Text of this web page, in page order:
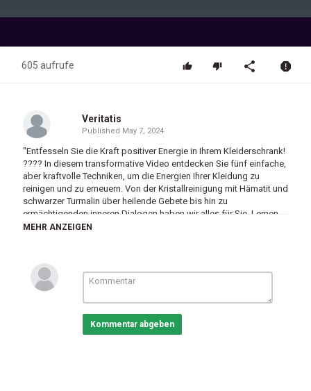
Video
605 aufrufe
Veritatis
Published May 7, 2024
"Entfesseln Sie die Kraft positiver Energie in Ihrem Kleiderschrank!
???? In diesem transformative Video entdecken Sie fünf einfache,
aber kraftvolle Techniken, um die Energien Ihrer Kleidung zu
reinigen und zu erneuern. Von der Kristallreinigung mit Hämatit und
schwarzer Turmalin über heilende Gebete bis hin zu
ermächtigenden inneren Dialogen haben wir alles für Sie. Lernen
Sie ein spirituelles Reinigungsritual mit Schritt-für-Schritt-Anleitung
verbessern. Heben Sie Ihre Garderobe auf ein neues Level und
ziehen Sie Wohlstand mühelos an! Verpassen Sie nicht diese
weisheitsreichen Tipps. Liken, abonnieren und bleiben Sie
gesegnet! ????✨ #PositiveEnergie #KleiderschrankReinigung
#SpirituelleMode #WeisheitDerWorte"
MEHR ANZEIGEN
Kommentar abgeben